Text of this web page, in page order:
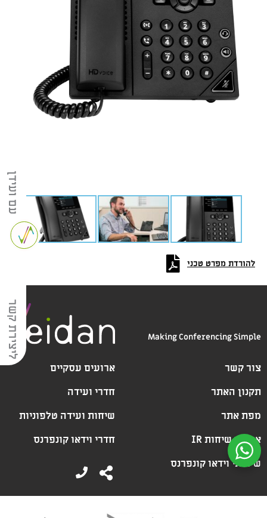
עם ועידן
ליצירת קשר
להורדת מפרט טכני
Making Conferencing Simple
צור קשר
תקנון האתר
מפת אתר
ארכיון שיחות IR
שירותי וידאו קונפרנס
ארועים עסקיים
חדרי ועידה
שיחות ועידה טלפוניות
חדרי וידאו קונפרנס